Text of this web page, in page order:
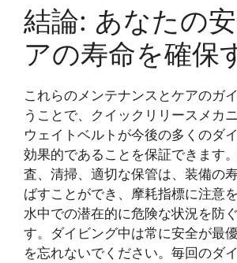
結論: あなたの
アの寿命を確保
これらのメンテナンスとケアのガ
うことで、クイックリリースメカ
ウェイトベルトが今後の多くのダ
効果的であることを保証できます
査、清掃、適切な保管は、装備の
ばすことができ、摩耗指標に注意
水中での潜在的に危険な状況を防
す。ダイビング中は常に安全が最
を忘れないでください。毎回のダ